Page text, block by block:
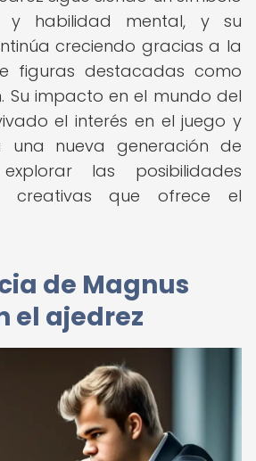
y habilidad mental, y su
creciendo gracias a la
figuras destacadas como
Su impacto en el mundo del
el interés en el juego y
una nueva generación de
las posibilidades
creativas que ofrece el
de Magnus
el ajedrez